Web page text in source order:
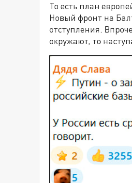
То есть план
Новый фронт на
отступления.
окружают, то